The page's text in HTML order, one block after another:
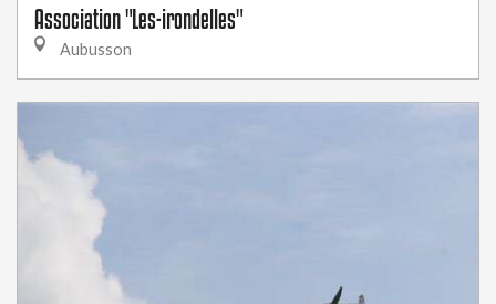
Association "Les-irondelles"
Aubusson